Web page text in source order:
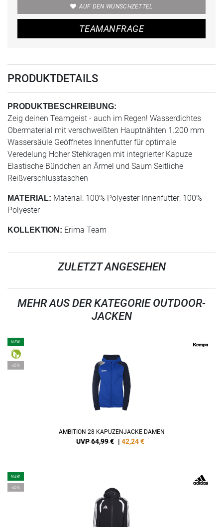
AUF DEN WUNSCHZETTEL
TEAMANFRAGE
PRODUKTDETAILS
PRODUKTBESCHREIBUNG:
Zeig deinen Teamgeist - auch im Regen! Wasserdichtes
Obermaterial mit verschweißten Hauptnähten 1.200 mm
Wassersäule Geöffnetes Innenfutter für optimale
Veredelung Hoher Stehkragen mit integrierter Kapuze
Elastische Bündchen an Ärmel und Saum Seitliche
Reißverschlusstaschen
MATERIAL: Material: 100% Polyester Innenfutter: 100%
Polyester
KOLLEKTION: Erima Team
ZULETZT ANGESEHEN
MEHR AUS DER KATEGORIE OUTDOOR-
JACKEN
NEW
-35%
AMBITION 28 KAPUZENJACKE DAMEN
UVP 64,99 € | 42,24€
NEW
-35%